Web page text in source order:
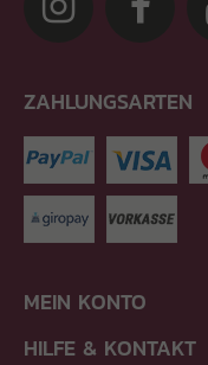
ZAHLUNGSARTEN
MEIN KONTO
HILFE & KONTAKT